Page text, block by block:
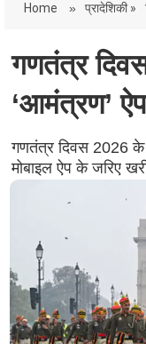
Home » प्रादेशिकी »
गणतंत्र
‘आमंत्रण’
गणतंत्र दिवस 2026
मोबाइल ऐप के जरिए